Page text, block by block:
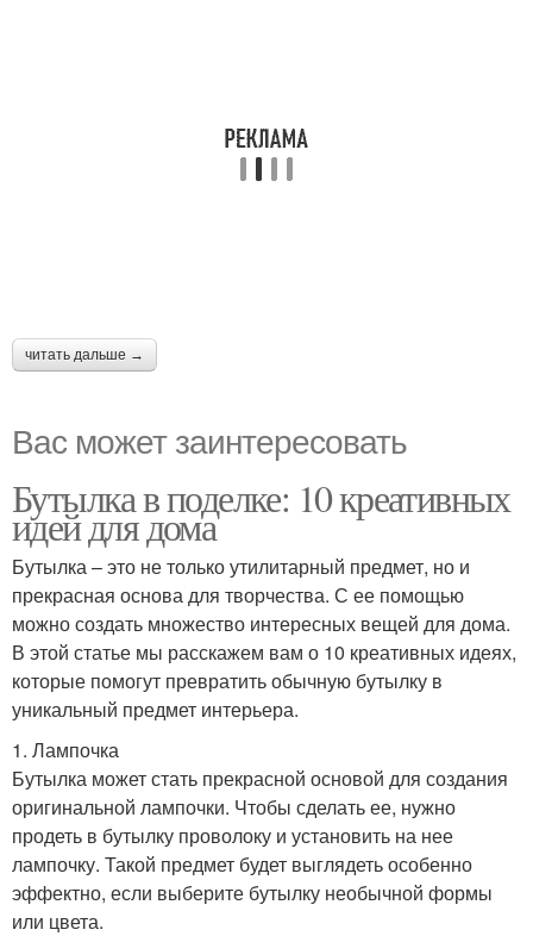
читать дальше →
Вас может заинтересовать
Бутылка в поделке: 10 креативных
идей для дома
Бутылка – это не только утилитарный предмет, но и
прекрасная основа для творчества. С ее помощью
можно создать множество интересных вещей для дома.
В этой статье мы расскажем вам о 10 креативных идеях,
которые помогут превратить обычную бутылку в
уникальный предмет интерьера.
1. Лампочка
Бутылка может стать прекрасной основой для создания
оригинальной лампочки. Чтобы сделать ее, нужно
продеть в бутылку проволоку и установить на нее
лампочку. Такой предмет будет выглядеть особенно
эффектно, если выберите бутылку необычной формы
или цвета.